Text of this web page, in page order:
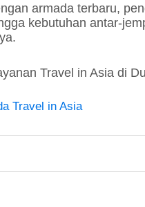
armada terbaru,
kebutuhan antar-
Travel in Asia di
Travel in Asia